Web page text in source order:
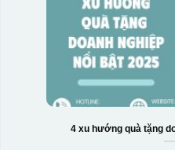
4 xu hướng quà tặng